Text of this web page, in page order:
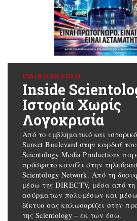
ΕΙΔΙΚΉ ΈΚΔΟΣΗ
Inside
Ιστορία Χωρίς
Λογοκρισία
Από το εμβληματικό και
Sunset Boulevard στην καρδιά
Scientology Media Productions
πρόσφατο κανάλι στην
Scientology Network. Από τη
μέσω της DIRECTV, μέσα από τη
ασύρματων πολυμέσων και μέσω
δίκτυο σας καλωσορίζει στην
της Scientology – εκ των έσω.